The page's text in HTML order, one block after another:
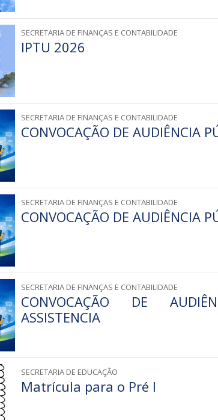
SECRETARIA DE FINANÇAS E CONTABILIDADE
IPTU 2026
SECRETARIA DE FINANÇAS E CONTABILIDADE
CONVOCAÇÃO DE AUDIÊNCIA
SECRETARIA DE FINANÇAS E CONTABILIDADE
CONVOCAÇÃO DE AUDIÊNCIA
SECRETARIA DE FINANÇAS E CONTABILIDADE
CONVOCAÇÃO DE
ASSISTENCIA
SECRETARIA DE EDUCAÇÃO
Matrícula para o Pré I